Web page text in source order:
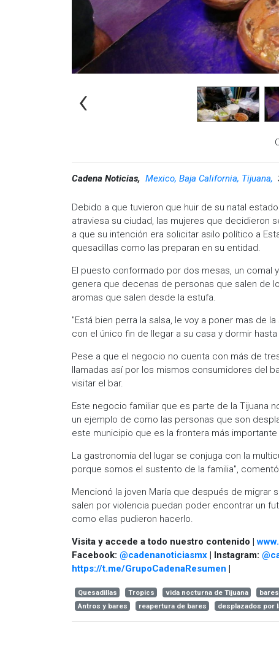
‹
Cadena Noticias, Mexico, Baja California, Tijuana,
Debido a que tuvieron que huir de su natal
atraviesa su ciudad, las mujeres que decidieron
a que su intención era solicitar asilo político a
quesadillas como las preparan en su entidad.
El puesto conformado por dos mesas, un comal
genera que decenas de personas que salen de
aromas que salen desde la estufa.
"Está bien perra la salsa, le voy a poner mas de
con el único fin de llegar a su casa y dormir
Pese a que el negocio no cuenta con más de
llamadas así por los mismos consumidores del
visitar el bar.
Este negocio familiar que es parte de la Tijuana
un ejemplo de como las personas que son
este municipio que es la frontera más importante
La gastronomía del lugar se conjuga con la
porque somos el sustento de la familia",
Mencionó la joven María que después de migrar
salen por violencia puedan poder encontrar un
como ellas pudieron hacerlo.
Visita y accede a todo nuestro contenido |
Facebook: @cadenanoticiasmx | Instagram:
https://t.me/GrupoCadenaResumen |
Quesadillas Tropics vida nocturna de Tijuana
Antros y bares
reapertura de bares desplazados por